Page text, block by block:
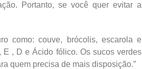
Portanto, se você quer evitar a
como: couve, brócolis, escarola e
E , D e Ácido fólico. Os sucos verdes
quem precisa de mais disposição.”